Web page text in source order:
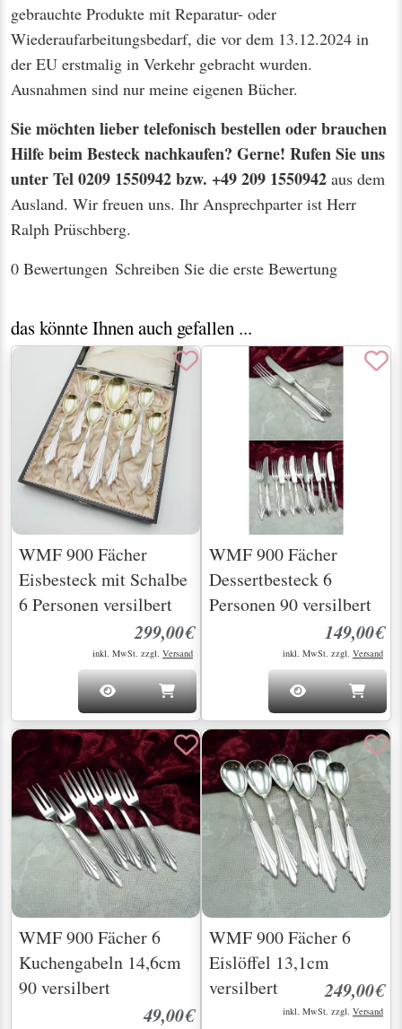
gebrauchte Produkte mit Reparatur- oder
Wiederaufarbeitungsbedarf, die vor dem 13.12.2024 in
der EU erstmalig in Verkehr gebracht wurden.
Ausnahmen sind nur meine eigenen Bücher.
Sie möchten lieber telefonisch bestellen oder brauchen
Hilfe beim Besteck nachkaufen? Gerne! Rufen Sie uns
unter Tel 0209 1550942 bzw. +49 209 1550942 aus dem
Ausland. Wir freuen uns. Ihr Ansprechparter ist Herr
Ralph Prüschberg.
0 Bewertungen Schreiben Sie die erste Bewertung
das könnte Ihnen auch gefallen ...
WMF 900 Fächer
Eisbesteck mit Schalbe
6 Personen versilbert
299,00€
inkl. MwSt. zzgl. Versand
WMF 900 Fächer
Dessertbesteck 6
Personen 90 versilbert
149,00€
inkl. MwSt. zzgl. Versand
WMF 900 Fächer 6
Kuchengabeln 14,6cm
90 versilbert
49,00€
WMF 900 Fächer 6
Eislöffel 13,1cm
versilbert
249,00€
inkl. MwSt. zzgl. Versand